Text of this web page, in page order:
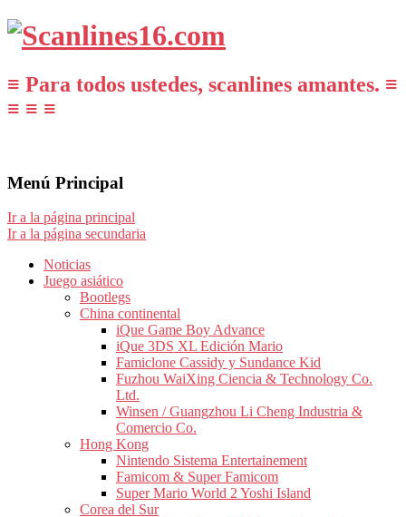
≡ Para todos ustedes, scanlines amantes. ≡
≡ ≡ ≡
Menú Principal
Ir a la página principal
Ir a la página secundaria
Noticias
Juego asiático
Bootlegs
China continental
iQue Game Boy Advance
iQue 3DS XL Edición Mario
Famiclone Cassidy y Sundance Kid
Fuzhou WaiXing Ciencia & Technology Co.
Ltd.
Winsen / Guangzhou Li Cheng Industria &
Comercio Co.
Hong Kong
Nintendo Sistema Entertainement
Famicom & Super Famicom
Super Mario World 2 Yoshi Island
Corea del Sur